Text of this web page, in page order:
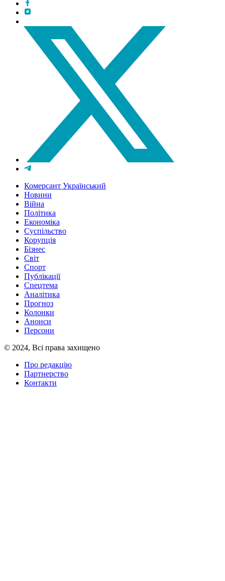
Комерсант Український
Новини
Війна
Політика
Економіка
Суспільство
Корупція
Бізнес
Світ
Спорт
Публікації
Спецтема
Аналітика
Прогноз
Колонки
Анонси
Персони
© 2024, Всі права захищено
Про редакцію
Партнерство
Контакти